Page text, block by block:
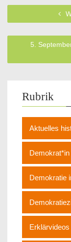
5.
Rubrik
Aktuelles
Demokratie
Erklärvideos